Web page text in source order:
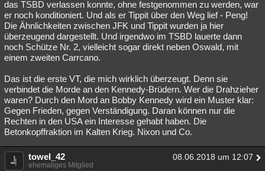
das TSBD verlassen konnte, ohne festgenommen zu werden, war
er noch konditioniert. Und als er Tippit über den Weg lief - Peng!
Die Ähnlichkeiten zwischen JFK und Tippit wurden ja hier
überzeugend dargestellt. Und irgendwo im TSBD lauerte dann
noch Schütze Nr. 2, vielleicht sogar direkt neben Oswald, mit
einem zweiten Carrcano.
Das ist die erste VT, die mich wirklich überzeugt. Denn sie
verbindet die Morde an den Kennedy-Brüdern. Wer die Drahzieher
waren? Durch den Mord an Bobby Kennedy wird ein Muster klar:
Gegen Frieden, gegen Verständigung. Daran können nur die
Rechten in den USA ein Interesse gehabt haben. Die
Betonkopffraktion im Kalten Krieg. Nixon und Co.
towel_42 08.06.2018 um 12:07
ehemaliges Mitglied